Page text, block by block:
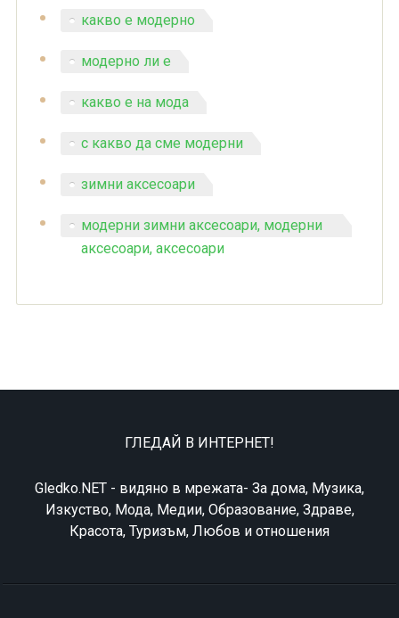
какво е модерно
модерно ли е
какво е на мода
с какво да сме модерни
зимни аксесоари
модерни зимни аксесоари, модерни
аксесоари, аксесоари
ГЛЕДАЙ В ИНТЕРНЕТ!
Gledko.NET - видяно в мрежата- За дома, Музика,
Изкуство, Мода, Медии, Образование, Здраве,
Красота, Туризъм, Любов и отношения